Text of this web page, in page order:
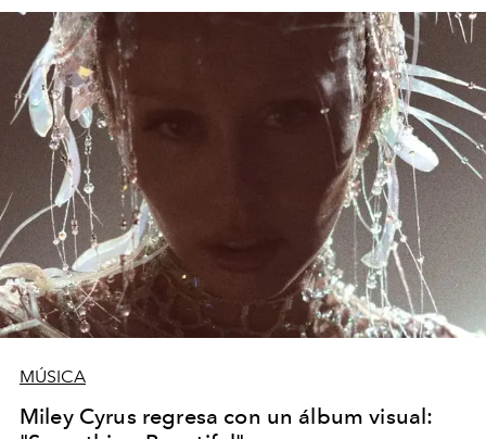
su retorno a los escenarios y el sorpresivo éxito de la
reedición de
La nueva canción chilena
, álbum que
lanzaron hace más de 20 años.
MÚSICA
Miley Cyrus regresa con un álbum visual: